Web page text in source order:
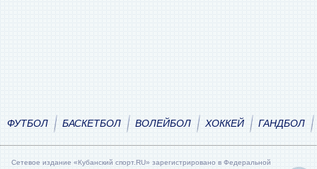
ФУТБОЛ БАСКЕТБОЛ ВОЛЕЙБОЛ ХОККЕЙ ГАНДБОЛ
Сетевое издание «Кубанский спорт.RU» зарегистрировано в Федеральной